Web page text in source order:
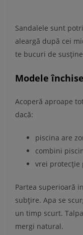
Sandalele sunt
aleargă după cei
te bucuri de
Modele
Acoperă aproape
dacă:
piscina are
combini
vrei protecție
Partea superioară
subțire. Apa se
un timp scurt.
mergi natural.